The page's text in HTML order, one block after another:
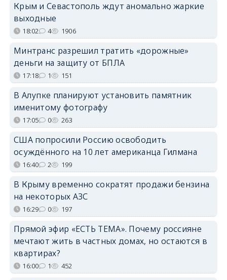
Крым и Севастополь ждут аномально жаркие
выходные
18:02 4 1906
Минтранс разрешил тратить «дорожные»
деньги на защиту от БПЛА
17:18 1 151
В Алупке планируют установить памятник
именитому фотографу
17:05 0 263
США попросили Россию освободить
осуждённого на 10 лет американца Гилмана
16:40 2 199
В Крыму временно сократят продажи бензина
на некоторых АЗС
16:29 0 197
Прямой эфир «ЕСТЬ ТЕМА». Почему россияне
мечтают жить в частных домах, но остаются в
квартирах?
16:00 1 452